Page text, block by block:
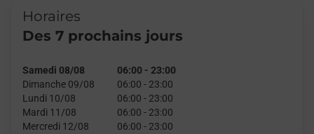
Horaires
Des 7 prochains jours
Samedi 08/08 06:00 - 23:00
Dimanche 09/08
06:00 - 23:00
Lundi 10/08
06:00 - 23:00
Mardi 11/08
06:00 - 23:00
Mercredi 12/08
06:00 - 23:00